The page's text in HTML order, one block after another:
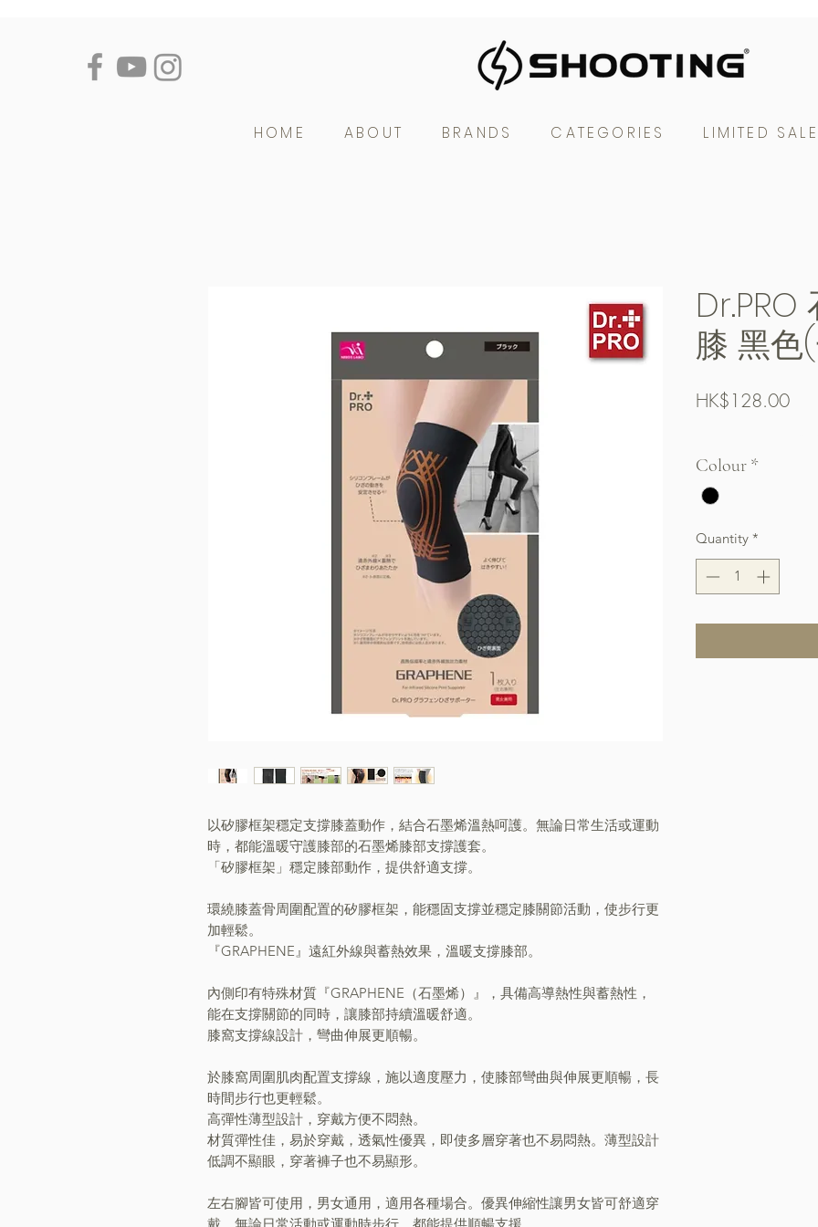
以矽膠框架穩定支撐膝蓋動作，結合石墨烯溫熱呵護。無論日常生活或運動
時，都能溫暖守護膝部的石墨烯膝部支撐護套。
「矽膠框架」穩定膝部動作，提供舒適支撐。
環繞膝蓋骨周圍配置的矽膠框架，能穩固支撐並穩定膝關節活動，使步行更
加輕鬆。
『GRAPHENE』遠紅外線與蓄熱效果，溫暖支撐膝部。
內側印有特殊材質『GRAPHENE（石墨烯）』，具備高導熱性與蓄熱性，
能在支撐關節的同時，讓膝部持續溫暖舒適。
膝窩支撐線設計，彎曲伸展更順暢。
於膝窩周圍肌肉配置支撐線，施以適度壓力，使膝部彎曲與伸展更順暢，長
時間步行也更輕鬆。
高彈性薄型設計，穿戴方便不悶熱。
材質彈性佳，易於穿戴，透氣性優異，即使多層穿著也不易悶熱。薄型設計
低調不顯眼，穿著褲子也不易顯形。
左右腳皆可使用，男女通用，適用各種場合。優異伸縮性讓男女皆可舒適穿
膝 黑色
HK$128.00Price
Colour *
Quantity *
HOME ABOUT BRANDS CATEGORIES LIMITED SALE